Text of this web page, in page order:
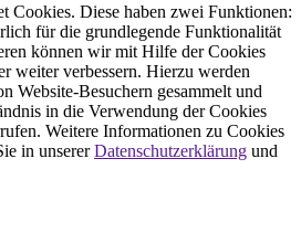
Cookies. Diese haben zwei Funktionen:
für die grundlegende Funktionalität
können wir mit Hilfe der Cookies
weiter verbessern. Hierzu werden
Website-Besuchern gesammelt und
in die Verwendung der Cookies
Weitere Informationen zu Cookies
in unsererDatenschutzerklärung und